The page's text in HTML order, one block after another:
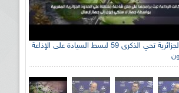
الإذاعة الجزائرية تحي الذكرى 59 لبسط السيادة على الإذاعة